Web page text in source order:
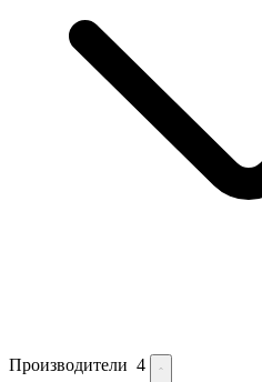
Производители 4